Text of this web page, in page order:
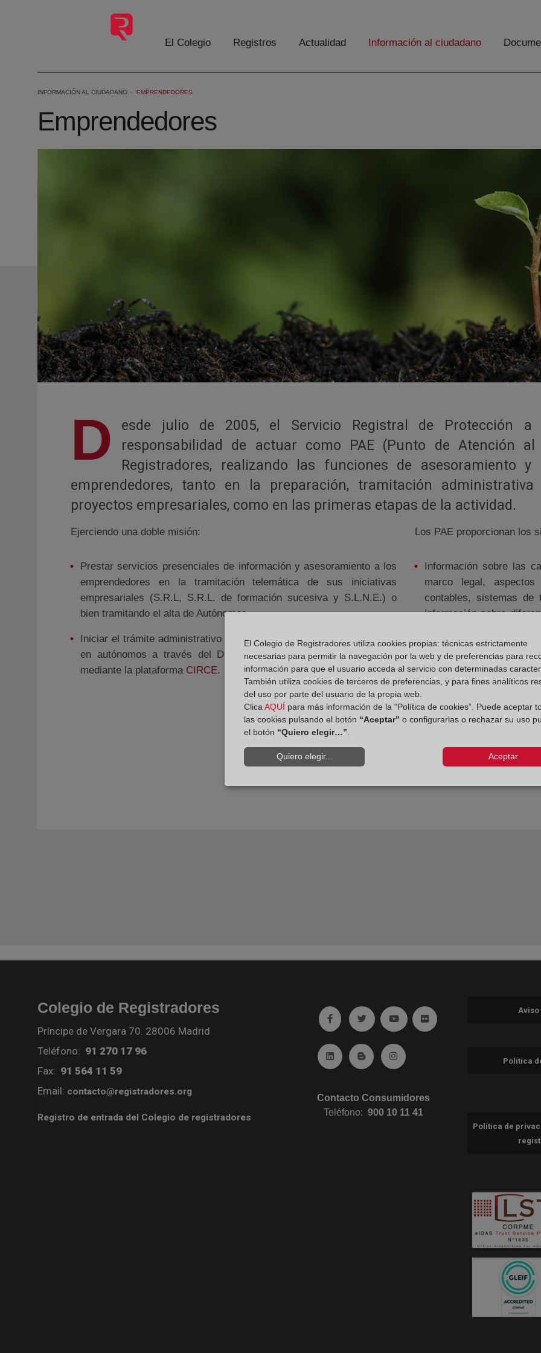
Saltar al contenido principal
El Colegio Registros Actualidad Información al ciudadano
INFORMACIÓN AL CIUDADANO EMPRENDEDORES
Emprendedores
D
esde julio de 2005, el Servicio Registral de Protección a
responsabilidad de actuar como PAE (Punto de Atención al
Registradores, realizando las funciones de asesoramiento
emprendedores, tanto en la preparación, tramitación
proyectos empresariales, como en las primeras etapas de la actividad.
Ejerciendo una doble misión:
Prestar servicios presenciales de información y asesoramiento a los
emprendedores en la tramitación telemática de sus iniciativas
empresariales (S.R.L, S.R.L. de formación sucesiva y S.L.N.E.) o
bien tramitando el alta de Autónomos.
Iniciar el trámite administrativo de constitución de la sociedad, o alta
en autónomos a través del Documento Único Electrónico (D.U.E)
mediante la plataforma CIRCE.
Los PAE proporcionan los
Información sobre las
marco legal, aspectos
contables, sistemas de
información sobre
Realización de la
forma jurídica SRL, SRL
sistema telemático.
Altas de Autónomos,
Información sobre el
de afiliación, cotización,
Información sobre las
Colegio de Registradores
Príncipe de Vergara 70. 28006 Madrid
Teléfono: 91 270 17 96
Fax: 91 564 11 59
Email: contacto@registradores.org
Registro de entrada del Colegio de registradores
Ir a facebook (abre en ventana nueva)
Ir a twitter (abre en ventana nueva)
Ir a YouTube (abre en ventana nueva)
Ir a Flickr (abre en ventana
Ir a Linkedin (abre en ventana nueva)
Ir al Blog (abre en ventana nueva)
Ir a Instagram (abre en ventana
Contacto Consumidores
Teléfono:900 10 11 41
Aviso
Política
Política de
El Colegio de Registradores utiliza cookies propias: técnicas estrictamente
necesarias para permitir la navegación por la web y de preferencias para
información para que el usuario acceda al servicio con determinadas
También utiliza cookies de terceros de preferencias, y para fines analíticos
del uso por parte del usuario de la propia web.
Clica AQUÍ para más información de la “Política de cookies”. Puede aceptar
las cookies pulsando el botón “Aceptar” o configurarlas o rechazar su uso
el botón “Quiero elegir…”
Quiero elegir... Aceptar